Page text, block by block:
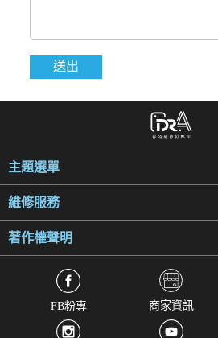
主題選單
維修服務
著作權聲明
FB粉專 商家資訊